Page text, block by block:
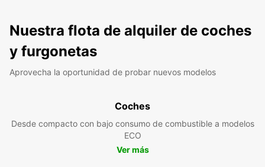
Nuestra flota de alquiler de coches
y furgonetas
Aprovecha la oportunidad de probar nuevos modelos
Coches
Desde compacto con bajo consumo de combustible a modelos
ECO
Ver más